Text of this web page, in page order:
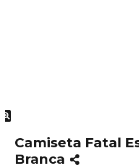
Camiseta Fatal
Branca